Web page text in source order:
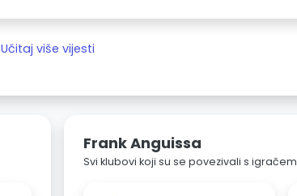
Učitaj više vijesti
Frank Anguissa
Svi klubovi koji su se povezivali s igračem